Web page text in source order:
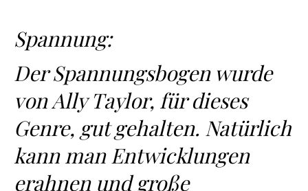
Spannung:
Der Spannungsbogen wurde
von Ally Taylor, für dieses
Genre, gut gehalten. Natürlich
kann man Entwicklungen
erahnen und große